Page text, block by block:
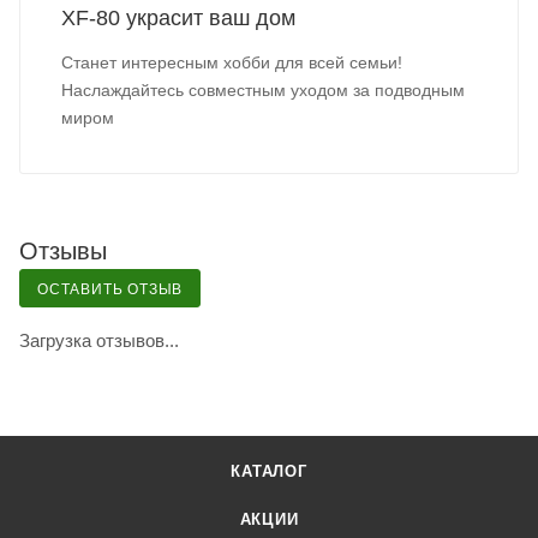
XF-80 украсит ваш дом
Станет интересным хобби для всей семьи!
Наслаждайтесь совместным уходом за подводным
миром
Отзывы
ОСТАВИТЬ ОТЗЫВ
Загрузка отзывов...
КАТАЛОГ
АКЦИИ